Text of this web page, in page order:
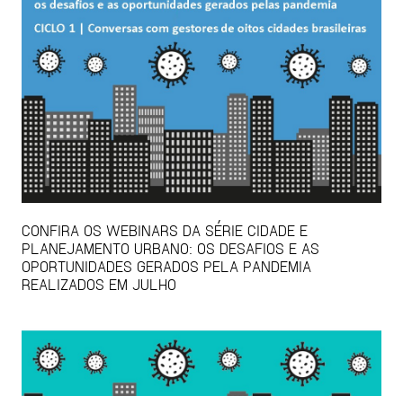
CONFIRA OS WEBINARS DA SÉRIE CIDADE E
PLANEJAMENTO URBANO: OS DESAFIOS E AS
OPORTUNIDADES GERADOS PELA PANDEMIA
REALIZADOS EM JULHO